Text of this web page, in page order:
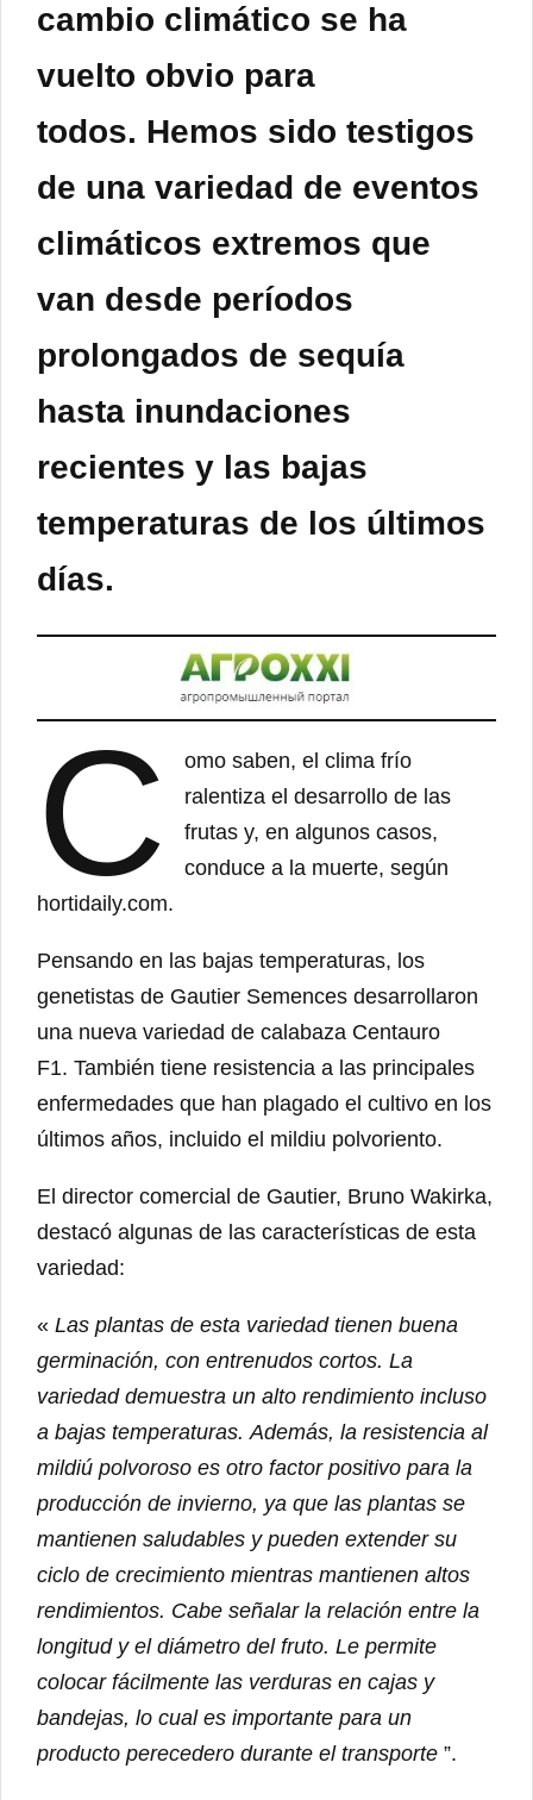
cambio climático se ha
vuelto obvio para
todos. Hemos sido testigos
de una variedad de eventos
climáticos extremos que
van desde períodos
prolongados de sequía
hasta inundaciones
recientes y las bajas
temperaturas de los últimos
días.
C
omo saben, el clima frío
ralentiza el desarrollo de las
frutas y, en algunos casos,
conduce a la muerte, según
hortidaily.com.
Pensando en las bajas temperaturas, los
genetistas de Gautier Semences desarrollaron
una nueva variedad de calabaza Centauro
F1. También tiene resistencia a las principales
enfermedades que han plagado el cultivo en los
últimos años, incluido el mildiu polvoriento.
El director comercial de Gautier, Bruno Wakirka,
destacó algunas de las características de esta
variedad:
« Las plantas de esta variedad tienen buena
germinación, con entrenudos cortos. La
variedad demuestra un alto rendimiento incluso
a bajas temperaturas. Además, la resistencia al
mildiú polvoroso es otro factor positivo para la
producción de invierno, ya que las plantas se
mantienen saludables y pueden extender su
ciclo de crecimiento mientras mantienen altos
rendimientos. Cabe señalar la relación entre la
longitud y el diámetro del fruto. Le permite
colocar fácilmente las verduras en cajas y
bandejas, lo cual es importante para un
producto perecedero durante el transporte ”.